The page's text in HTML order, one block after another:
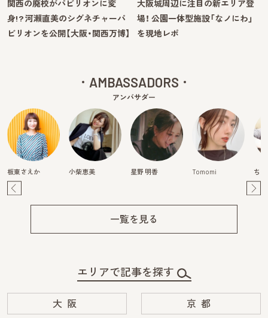
関西の廃校がパビリオンに変
身!? 河瀨直美のシグネチャーパ
ビリオンを公開【大阪・関西万博】
大阪城周辺に注目の新エリア登
場！ 公園一体型施設「なノにわ」
を現地レポ
AMBASSADORS
アンバサダー
板東さえか 小柴恵美 星野 明香 Tomomi ち
一覧を見る
エリアで記事を探す
大阪 京都